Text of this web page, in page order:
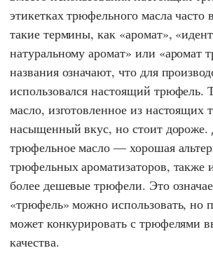
этикетках трюфельного масла часто
такие термины, как «аромат»,
натуральному аромат» или «аромат
названия означают, что для
использовался настоящий трюфель.
масло, изготовленное из настоящих
насыщенный вкус, но стоит
трюфельное масло — хорошая
трюфельных ароматизаторов, также
более дешевые трюфели. Это
«трюфель» можно использовать, но
может конкурировать с трюфелями
качества.